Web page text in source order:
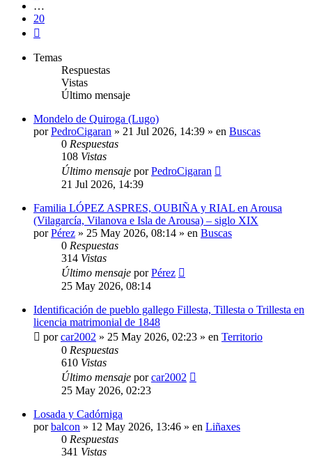
…
20
Temas
Respuestas
Vistas
Último mensaje
Mondelo de Quiroga (Lugo)
porPedroCigaran » 21 Jul 2026, 14:39 » en Buscas
0 Respuestas
108 Vistas
Último mensaje porPedroCigaran
21 Jul 2026, 14:39
Familia LÓPEZ ASPRES, OUBIÑA y RIAL en Arousa
(Vilagarcía, Vilanova e Isla de Arousa) – siglo XIX
porPérez » 25 May 2026, 08:14 » en Buscas
0 Respuestas
314 Vistas
Último mensaje porPérez
25 May 2026, 08:14
Identificación de pueblo gallego Fillesta, Tillesta o Trillesta en
licencia matrimonial de 1848
porcar2002 » 25 May 2026, 02:23 » en Territorio
0 Respuestas
610 Vistas
Último mensaje porcar2002
25 May 2026, 02:23
Losada y Cadórniga
porbalcon » 12 May 2026, 13:46 » en Liñaxes
0 Respuestas
341 Vistas